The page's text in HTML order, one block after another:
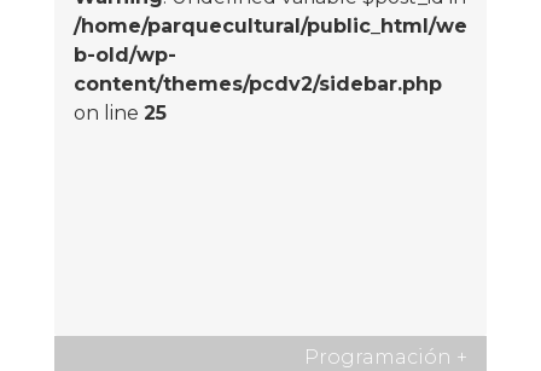
/home/parquecultural/public_html/we
b-old/wp-
content/themes/pcdv2/sidebar.php
on line 25
Programación +